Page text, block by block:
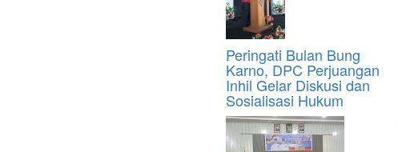
Peringati Bulan Bung
Karno, DPC Perjuangan
Inhil Gelar Diskusi dan
Sosialisasi Hukum